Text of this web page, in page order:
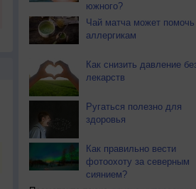
южного?
Чай матча может помочь
аллергикам
Как снизить давление
лекарств
Ругаться полезно для
здоровья
Как правильно вести
фотоохоту за северным
сиянием?